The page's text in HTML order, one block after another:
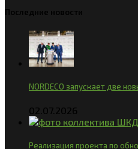
Последние новости
NORDECO запускает две
02.07.2026
Реализация проекта по